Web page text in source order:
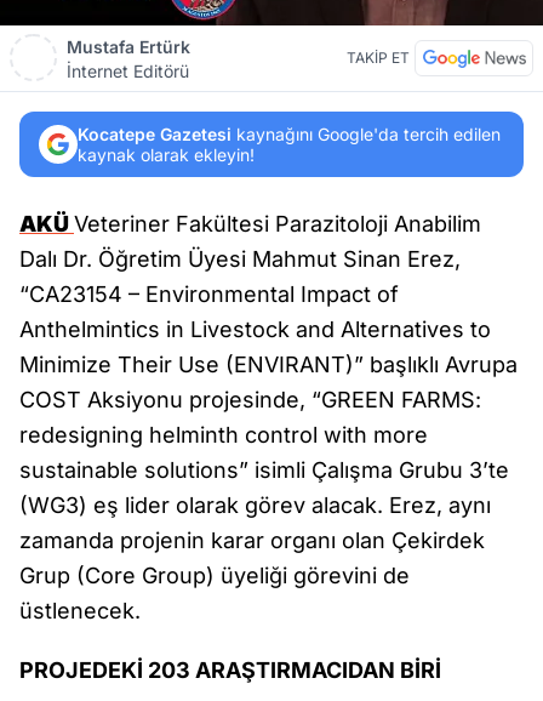
Mustafa Ertürk
İnternet Editörü
TAKİP ET
Kocatepe Gazetesi kaynağını Google'da tercih edilen
kaynak olarak ekleyin!
AKÜVeteriner Fakültesi Parazitoloji Anabilim
Dalı Dr. Öğretim Üyesi Mahmut Sinan Erez,
“CA23154 – Environmental Impact of
Anthelmintics in Livestock and Alternatives to
Minimize Their Use (ENVIRANT)” başlıklı Avrupa
COST Aksiyonu projesinde, “GREEN FARMS:
redesigning helminth control with more
sustainable solutions” isimli Çalışma Grubu 3’te
(WG3) eş lider olarak görev alacak. Erez, aynı
zamanda projenin karar organı olan Çekirdek
Grup (Core Group) üyeliği görevini de
üstlenecek.
PROJEDEKİ 203 ARAŞTIRMACIDAN BİRİ